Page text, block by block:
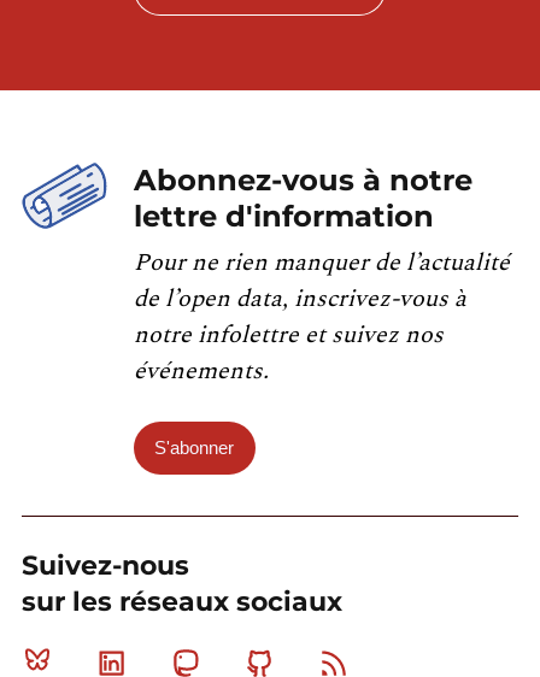
Abonnez-vous à notre
lettre d'information
Pour ne rien manquer de l’actualité
de l’open data, inscrivez-vous à
notre infolettre et suivez nos
événements.
S'abonner
Suivez-nous
sur les réseaux sociaux
Bluesky Linkedin MastodonGithub